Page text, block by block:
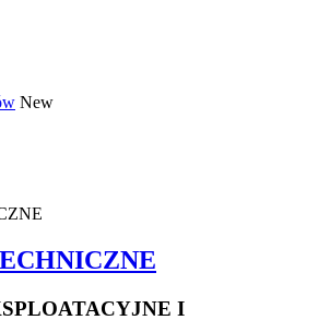
New
I